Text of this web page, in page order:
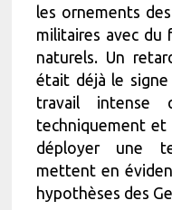
les ornements
militaires avec du
naturels. Un
était déjà le signe
travail intense
techniquement et
déployer une
mettent en
hypothèses des